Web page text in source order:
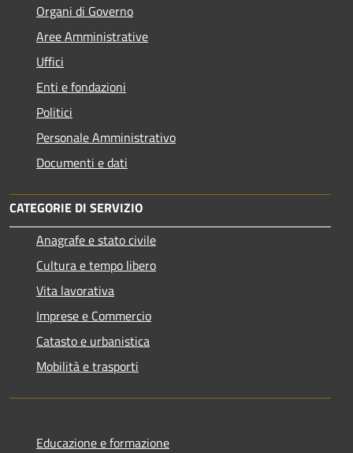
Organi di Governo
Aree Amministrative
Uffici
Enti e fondazioni
Politici
Personale Amministrativo
Documenti e dati
CATEGORIE DI SERVIZIO
Anagrafe e stato civile
Cultura e tempo libero
Vita lavorativa
Imprese e Commercio
Catasto e urbanistica
Mobilità e trasporti
Educazione e formazione